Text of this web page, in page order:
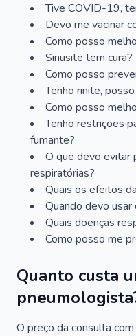
Tive COVID-19,
Devo me vacinar
Como posso
Sinusite tem cura?
Como posso
Tenho rinite,
Como posso
Tenho restrições
fumante?
O que devo evitar
respiratórias?
Quais os efeitos
Quando devo usar
Quais doenças
Como posso me
Quanto custa
O preço da consulta